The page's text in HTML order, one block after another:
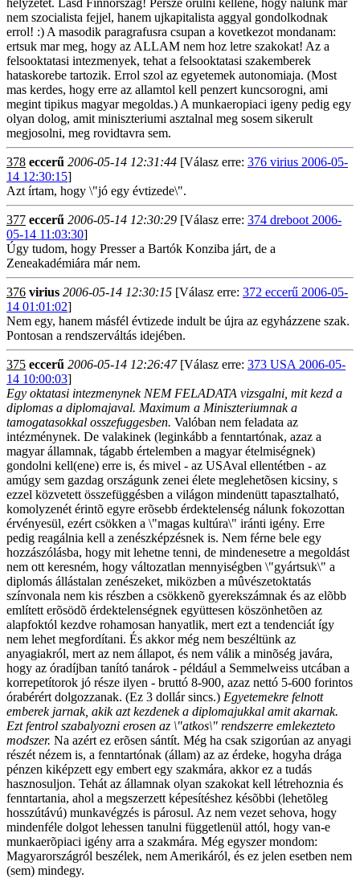
helyzetet. Lasd Finnorszag! Persze orulni kellene, hogy nalunk mar
nem szocialista fejjel, hanem ujkapitalista aggyal gondolkodnak
errol! :) A masodik paragrafusra csupan a kovetkezot mondanam:
ertsuk mar meg, hogy az ALLAM nem hoz letre szakokat! Az a
felsooktatasi intezmenyek, tehat a felsooktatasi szakemberek
hataskorebe tartozik. Errol szol az egyetemek autonomiaja. (Most
mas kerdes, hogy erre az allamtol kell penzert kuncsorogni, ami
megint tipikus magyar megoldas.) A munkaeropiaci igeny pedig egy
olyan dolog, amit miniszteriumi asztalnal meg sosem sikerult
megjosolni, meg rovidtavra sem.
378 eccerű 2006-05-14 12:31:44 [Válasz erre: 376 virius 2006-05-
14 12:30:15]
Azt írtam, hogy \"jó egy évtizede\".
377 eccerű 2006-05-14 12:30:29 [Válasz erre: 374 dreboot 2006-
05-14 11:03:30]
Úgy tudom, hogy Presser a Bartók Konziba járt, de a
Zeneakadémiára már nem.
376 virius 2006-05-14 12:30:15 [Válasz erre: 372 eccerű 2006-05-
14 01:01:02]
Nem egy, hanem másfél évtizede indult be újra az egyházzene szak.
Pontosan a rendszerváltás idejében.
375 eccerű 2006-05-14 12:26:47[Válasz erre: 373 USA 2006-05-
14 10:00:03]
Egy oktatasi intezmenynek NEM FELADATA vizsgalni, mit kezd a
diplomas a diplomajaval. Maximum a Miniszteriumnak a
tamogatasokkal osszefuggesben. Valóban nem feladata az
intézménynek. De valakinek (leginkább a fenntartónak, azaz a
magyar államnak, tágabb értelemben a magyar ételmiségnek)
gondolni kell(ene) erre is, és mivel - az USAval ellentétben - az
amúgy sem gazdag országunk zenei élete meglehetõsen kicsiny, s
ezzel közvetett összefüggésben a világon mindenütt tapasztalható,
komolyzenét érintõ egyre erõsebb érdektelenség nálunk fokozottan
érvényesül, ezért csökken a \"magas kultúra\" iránti igény. Erre
pedig reagálnia kell a zenészképzésnek is. Nem férne bele egy
hozzászólásba, hogy mit lehetne tenni, de mindenesetre a megoldást
nem ott keresném, hogy változatlan mennyiségben \"gyártsuk\" a
diplomás állástalan zenészeket, miközben a mûvészetoktatás
színvonala nem kis részben a csökkenõ gyerekszámnak és az elõbb
említett erõsödõ érdektelenségnek együttesen köszönhetõen az
alapfoktól kezdve rohamosan hanyatlik, mert ezt a tendenciát így
nem lehet megfordítani. És akkor még nem beszéltünk az
anyagiakról, mert az nem állapot, és nem válik a minõség javára,
hogy az óradíjban tanító tanárok - például a Semmelweiss utcában a
korrepetítorok jó része ilyen - bruttó 8-900, azaz nettó 5-600 forintos
órabérért dolgozzanak. (Ez 3 dollár sincs.) Egyetemekre felnott
emberek jarnak, akik azt kezdenek a diplomajukkal amit akarnak.
Ezt fentrol szabalyozni erosen az \"atkos\" rendszerre emlekezteto
modszer. Na azért ez erõsen sántít. Még ha csak szigorúan az anyagi
részét nézem is, a fenntartónak (állam) az az érdeke, hogyha drága
pénzen kiképzett egy embert egy szakmára, akkor ez a tudás
hasznosuljon. Tehát az államnak olyan szakokat kell létrehoznia és
fenntartania, ahol a megszerzett képesítéshez késõbbi (lehetõleg
hosszútávú) munkavégzés is párosul. Az nem vezet sehova, hogy
mindenféle dolgot lehessen tanulni függetlenül attól, hogy van-e
munkaerõpiaci igény arra a szakmára. Még egyszer mondom:
Magyarországról beszélek, nem Amerikáról, és ez jelen esetben nem
(sem) mindegy.